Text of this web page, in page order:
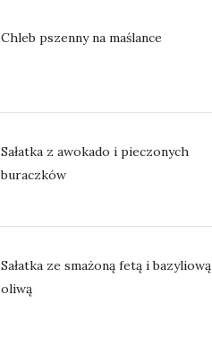
Chleb pszenny na maślance
Sałatka z awokado i pieczonych
buraczków
Sałatka ze smażoną fetą i bazyliową
oliwą